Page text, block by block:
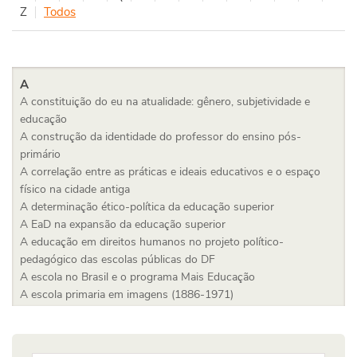
Z
Todos
A
A constituição do eu na atualidade: gênero, subjetividade e
educação
A construção da identidade do professor do ensino pós-
primário
A correlação entre as práticas e ideais educativos e o espaço
físico na cidade antiga
A determinação ético-política da educação superior
A EaD na expansão da educação superior
A educação em direitos humanos no projeto político-
pedagógico das escolas públicas do DF
A escola no Brasil e o programa Mais Educação
A escola primaria em imagens (1886-1971)